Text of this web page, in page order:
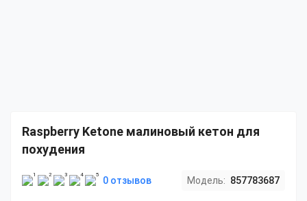
Raspberry Ketone малиновый кетон для
похудения
0 отзывов Модель: 857783687